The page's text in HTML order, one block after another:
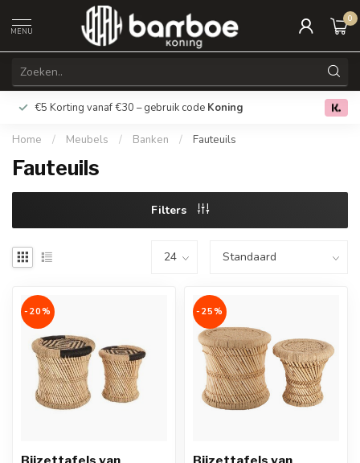
MENU
0
€5 Korting vanaf €30 – gebruik code Koning Gratis
Home / Meubels / Banken / Fauteuils
Fauteuils
Filters
-20% -25%